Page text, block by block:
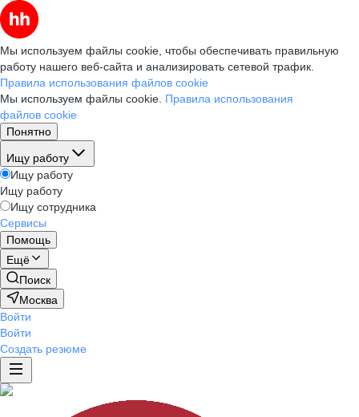
Мы используем файлы cookie, чтобы обеспечивать правильную
работу нашего веб-сайта и анализировать сетевой трафик.
Правила использования файлов cookie
Мы используем файлы cookie. Правила использования
файлов cookie
Понятно
Ищу работу
Ищу работу
Ищу работу
Ищу сотрудника
Сервисы
Помощь
Ещё
Поиск
Москва
Войти
Войти
Создать резюме